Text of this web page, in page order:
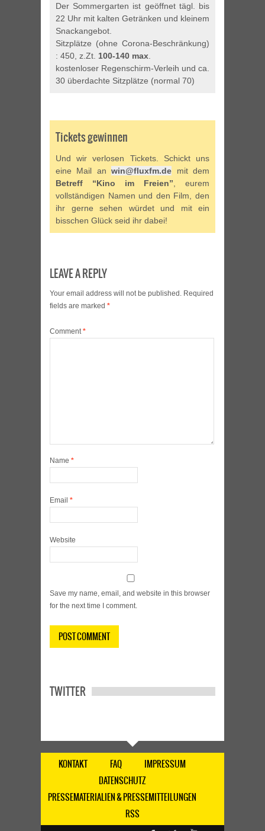
Der Sommergarten ist geöffnet tägl. bis
22 Uhr mit kalten Getränken und kleinem
Snackangebot.
Sitzplätze (ohne Corona-Beschränkung)
: 450, z.Zt. 100-140 max
kostenloser Regenschirm-Verleih und ca.
30 überdachte Sitzplätze (normal 70)
Tickets gewinnen
Und wir verlosen Tickets. Schickt uns
eine Mail anwin@fluxfm.de mit dem
Betreff “Kino im Freien” , eurem
vollständigen Namen und den Film, den
ihr gerne sehen würdet und mit ein
bisschen Glück seid ihr dabei!
LEAVE A REPLY
Your email address will not be published. Required
fields are marked *
Comment *
Name *
Email *
Website
Save my name, email, and website in this browser
for the next time I comment.
TWITTER
KONTAKT FAQ
IMPRESSUM
DATENSCHUTZ
PRESSEMATERIALIEN & PRESSEMITTEILUNGEN
RSS